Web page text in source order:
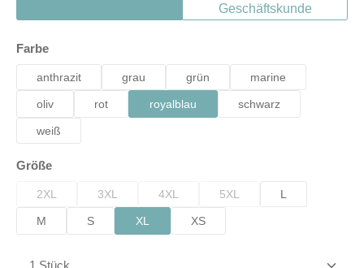
Geschäftskunde
Farbeauswählen
anthrazit grau grün marine
oliv rot royalblau schwarz
weiß
Größeauswählen
2XL 3XL 4XL 5XL L
M S XL XS
Produkt Anzahl: Gib den gewünschten Wert ein